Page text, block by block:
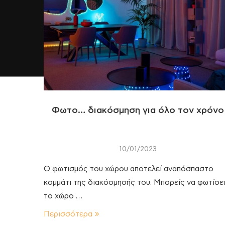
Φωτο… διακόσμηση για όλο τον χρόνο
10/01/2023
Ο φωτισμός του χώρου αποτελεί αναπόσπαστο
κομμάτι της διακόσμησής του. Μπορείς να
το χώρο …
Περισσότερα